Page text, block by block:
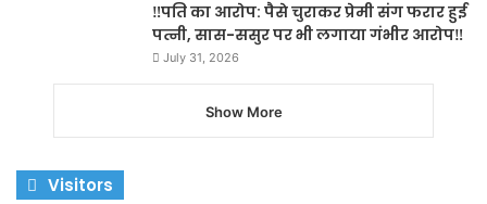
‼️पति का आरोप: पैसे चुराकर प्रेमी संग फरार हुई
पत्नी, सास-ससुर पर भी लगाया गंभीर आरोप‼️
July 31, 2026
Show More
Visitors